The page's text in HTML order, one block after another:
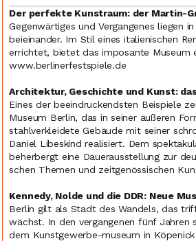
Der perfekte Kunstraum: der Martin-
Gegenwärtiges und Vergangenes liegen
beieinander. Im Stil eines italienischen
errichtet, bietet das imposante Museum
www.berlinerfestspiele.de
Architektur, Geschichte und Kunst:
Eines der beeindruckendsten Beispiele
Museum Berlin, das in seiner äußeren
stahlverkleidete Gebäude mit seiner
Daniel Libeskind realisiert. Dem
beherbergt eine Dauerausstellung zur
schen Themen und zeitgenössischen
Kennedy, Nolde und die DDR: Neue
Berlin gilt als Stadt des Wandels, das
wächst. In den vergangenen fünf Jahren
dem Kunstgewerbe-museum in